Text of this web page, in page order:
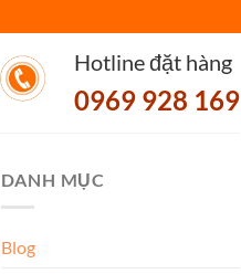
Hotline đặt hàng
0969 928 169
DANH MỤC
Blog